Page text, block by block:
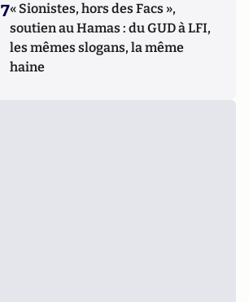
7« Sionistes, hors des Facs »,
soutien au Hamas : du GUD à LFI,
les mêmes slogans, la même
haine